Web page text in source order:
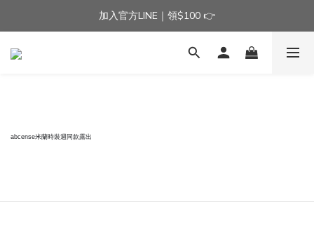
加入官方LINE｜領$100 👉
加入官方LINE｜領$100 👉
滿$3000免運費 | 滿$5000贈AISLE方塊酥髮夾乙個
abcense米蘭時裝週同款露出